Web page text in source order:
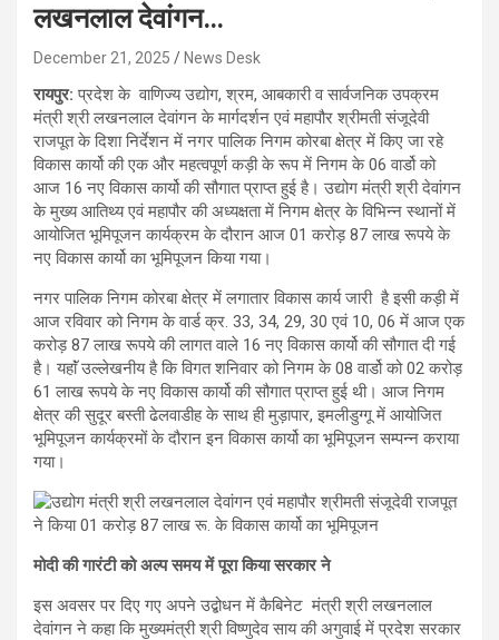
लखनलाल देवांगन…
December 21, 2025 News Desk
रायपुर:प्रदेश के वाणिज्य उद्योग, श्रम, आबकारी व सार्वजनिक उपक्रम
मंत्री श्री लखनलाल देवांगन के मार्गदर्शन एवं महापौर श्रीमती संजूदेवी
राजपूत के दिशा निर्देशन में नगर पालिक निगम कोरबा क्षेत्र में किए जा रहे
विकास कार्यो की एक और महत्वपूर्ण कड़ी के रूप में निगम के 06 वार्डो को
आज 16 नए विकास कार्यो की सौगात प्राप्त हुई है। उद्योग मंत्री श्री देवांगन
के मुख्य आतिथ्य एवं महापौर की अध्यक्षता में निगम क्षेत्र के विभिन्न स्थानों में
आयोजित भूमिपूजन कार्यक्रम के दौरान आज 01 करोड़ 87 लाख रूपये के
नए विकास कार्यो का भूमिपूजन किया गया।
नगर पालिक निगम कोरबा क्षेत्र में लगातार विकास कार्य जारी है इसी कड़ी में
आज रविवार को निगम के वार्ड क्र. 33, 34, 29, 30 एवं 10, 06 में आज एक
करोड़ 87 लाख रूपये की लागत वाले 16 नए विकास कार्यो की सौगात दी गई
है। यहाॅं उल्लेखनीय है कि विगत शनिवार को निगम के 08 वार्डो को 02 करोड़
61 लाख रूपये के नए विकास कार्यो की सौगात प्राप्त हुई थी। आज निगम
क्षेत्र की सुदूर बस्ती ढेलवाडीह के साथ ही मुड़ापार, इमलीडुग्गू में आयोजित
भूमिपूजन कार्यक्रमों के दौरान इन विकास कार्यो का भूमिपूजन सम्पन्न कराया
गया।
मोदी की गारंटी को अल्प समय में पूरा किया सरकार ने
इस अवसर पर दिए गए अपने उद्बोधन में कैबिनेट मंत्री श्री लखनलाल
देवांगन ने कहा कि मुख्यमंत्री श्री विष्णुदेव साय की अगुवाई में प्रदेश सरकार